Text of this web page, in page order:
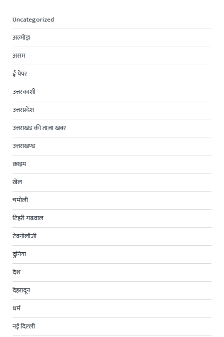
Uncategorized
अल्मोड़ा
असम
ई-पेपर
उत्तरकाशी
उत्तरप्रदेश
उत्तराखंड की ताज़ा खबर
उत्तराखण्ड
क्राइम
खेल
चमोली
टिहरी गढ़वाल
टेक्नोलॉजी
दुनिया
देश
देहरादून
धर्म
नई दिल्ली